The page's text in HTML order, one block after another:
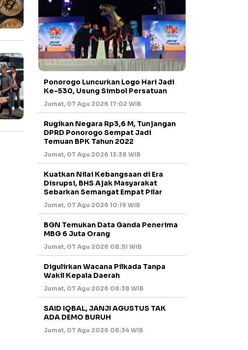
Ponorogo Luncurkan Logo Hari Jadi
Ke-530, Usung Simbol Persatuan
Jumat, 07 Agu 2026 17:02 WIB
Rugikan Negara Rp3,6 M, Tunjangan
DPRD Ponorogo Sempat Jadi
Temuan BPK Tahun 2022
Jumat, 07 Agu 2026 13:38 WIB
Kuatkan Nilai Kebangsaan di Era
Disrupsi, BHS Ajak Masyarakat
Sebarkan Semangat Empat Pilar
Jumat, 07 Agu 2026 10:19 WIB
BGN Temukan Data Ganda Penerima
MBG 6 Juta Orang
Jumat, 07 Agu 2026 08:51 WIB
Digulirkan Wacana Pilkada Tanpa
Wakil Kepala Daerah
Jumat, 07 Agu 2026 08:38 WIB
SAID IQBAL, JANJI AGUSTUS TAK
ADA DEMO BURUH
Jumat, 07 Agu 2026 08:34 WIB